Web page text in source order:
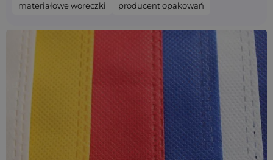
materiałowe woreczki producent opakowań